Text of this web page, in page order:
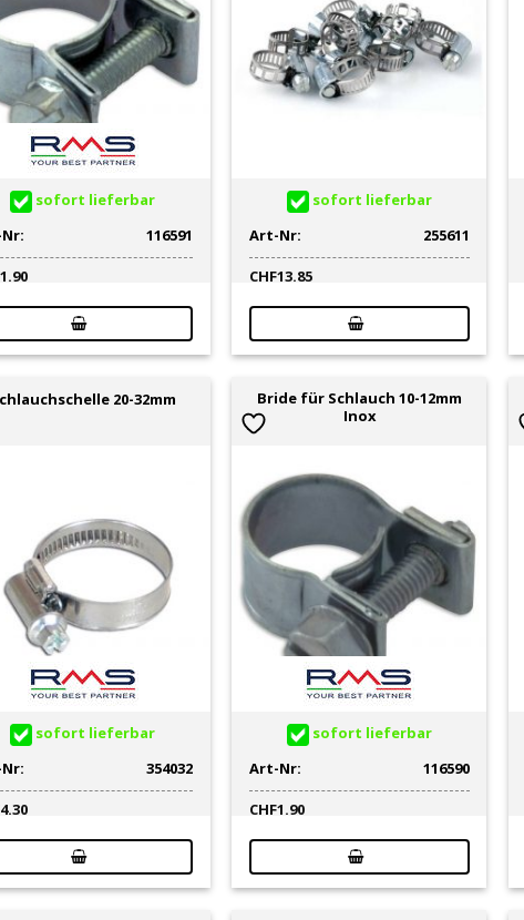
sofort lieferbar
116591
1.90
sofort lieferbar
Art-Nr:
255611
CHF13.85
20-32mm
sofort lieferbar
354032
4.30
Bride für Schlauch 10-12mm
Inox
sofort lieferbar
Art-Nr:
116590
CHF1.90